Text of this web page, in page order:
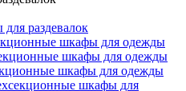
раздевалок
шкафы для одежды
шкафы для одежды
шкафы для одежды
шкафы для